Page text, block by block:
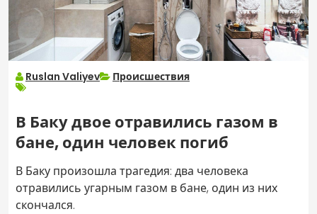
Ruslan Valiyev Происшествия
В Баку двое отравились газом в
бане, один человек погиб
В Баку произошла трагедия: два человека
отравились угарным газом в бане, один из них
скончался.